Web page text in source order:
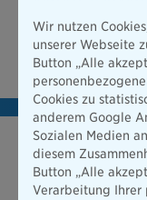
Wir nutzen
unserer Webseite
Button „Alle
Cookies zu
anderem Google
Sozialen Medien
diesem
Button „Alle
Verarbeitung Ihrer